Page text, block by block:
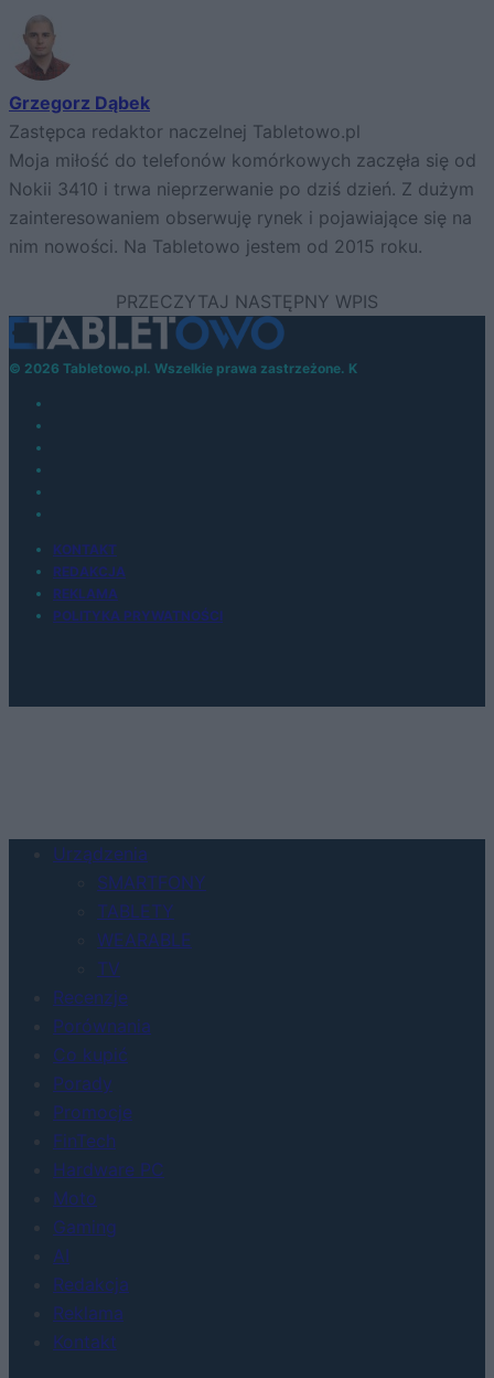
Grzegorz Dąbek
Zastępca redaktor naczelnej Tabletowo.pl
Moja miłość do telefonów komórkowych zaczęła się od
Nokii 3410 i trwa nieprzerwanie po dziś dzień. Z dużym
zainteresowaniem obserwuję rynek i pojawiające się na
nim nowości. Na Tabletowo jestem od 2015 roku.
© 2026 Tabletowo.pl. Wszelkie prawa zastrzeżone. K
KONTAKT
REDAKCJA
REKLAMA
POLITYKA PRYWATNOŚCI
Urządzenia
SMARTFONY
TABLETY
WEARABLE
TV
Recenzje
Porównania
Co kupić
Porady
Promocje
FinTech
Hardware PC
Moto
Gaming
AI
Redakcja
Reklama
Kontakt